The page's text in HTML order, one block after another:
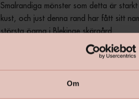
Om
Smalrandiga mönster som detta är
kust, och just denna rand har fått sitt
största öarna i Blekinge skärgård.